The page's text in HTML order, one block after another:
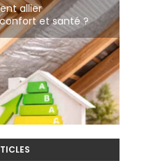
allier
et santé ?
Bâtiments Naturels à Tourcoing
à Roubaix